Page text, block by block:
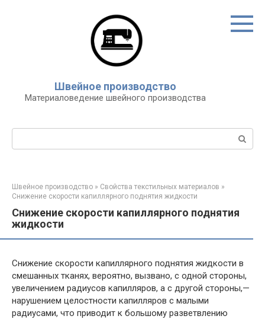
Швейное производство
Материаловедение швейного производства
Поиск:
Швейное производство » Свойства текстильных материалов »
Снижение скорости капиллярного поднятия жидкости
Снижение скорости капиллярного поднятия
жидкости
Снижение скорости капиллярного поднятия жидкости в
смешанных тканях, вероятно, вызвано, с одной стороны,
увеличением радиусов капилляров, а с другой стороны,—
нарушением целостности капилляров с малыми
радиусами, что приводит к большому разветвлению